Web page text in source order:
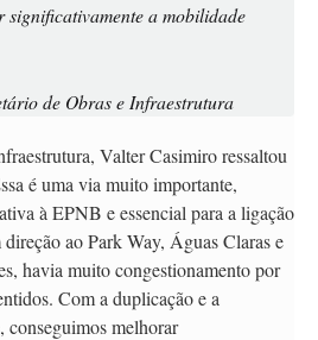
significativamente a mobilidade
de Obras e Infraestrutura
Valter Casimiro ressaltou
é uma via muito importante,
à EPNB e essencial para a ligação
ao Park Way, Águas Claras e
havia muito congestionamento por
Com a duplicação e a
conseguimos melhorar